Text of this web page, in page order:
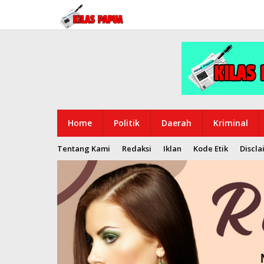
konten
Home Politik Daerah Kriminal
Tentang Kami Redaksi Iklan Kode Etik